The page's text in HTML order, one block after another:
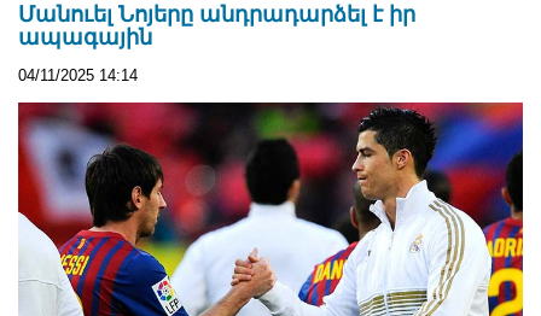
Մանուել Նոյերը անդրադարձել է իր
ապագային
04/11/2025 14:14